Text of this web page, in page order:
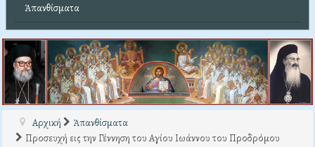
Ἀπανθίσματα
Αρχική
Ἀπανθίσματα
Προσευχή εις την Γέννηση του Αγίου Ιωάννου του Προδρόμου